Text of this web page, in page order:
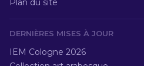
Plan du site
DERNIÈRES MISES À JOUR
IEM Cologne 2026